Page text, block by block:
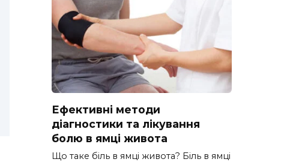
Ефективні методи
діагностики та лікування
болю в ямці живота
Що таке біль в ямці живота? Біль в ямці